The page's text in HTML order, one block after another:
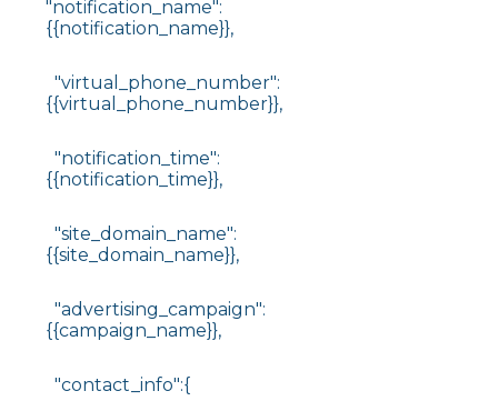
"notification_name":
{{notification_name}},
"virtual_phone_number":
{{virtual_phone_number}},
"notification_time":
{{notification_time}},
"site_domain_name":
{{site_domain_name}},
"advertising_campaign":
{{campaign_name}},
"contact_info":{